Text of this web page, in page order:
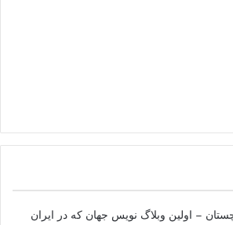
– اولین وبلاگ نویس جهان که در ایران